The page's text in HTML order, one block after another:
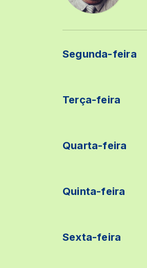
Segunda-feira
Terça-feira
Quarta-feira
Quinta-feira
Sexta-feira